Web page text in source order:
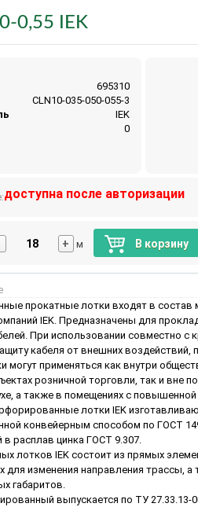
0,55 IEK
695310
CLN10-035-050-055-3
IEK
0
доступна после авторизации
+ м В корзину
прокатные лотки входят в состав
IEK. Предназначены для
При использовании совместно с
кабеля от внешних воздействий,
могут применяться как внутри
розничной торговли, так и вне
а также в помещениях с
лотки IEK
конвейерным способом по ГОСТ
в расплав цинка ГОСТ 9.307.
лотков IEK состоит из прямых
для изменения направления трассы,
габаритов.
выпускается по ТУ 27.33.13-